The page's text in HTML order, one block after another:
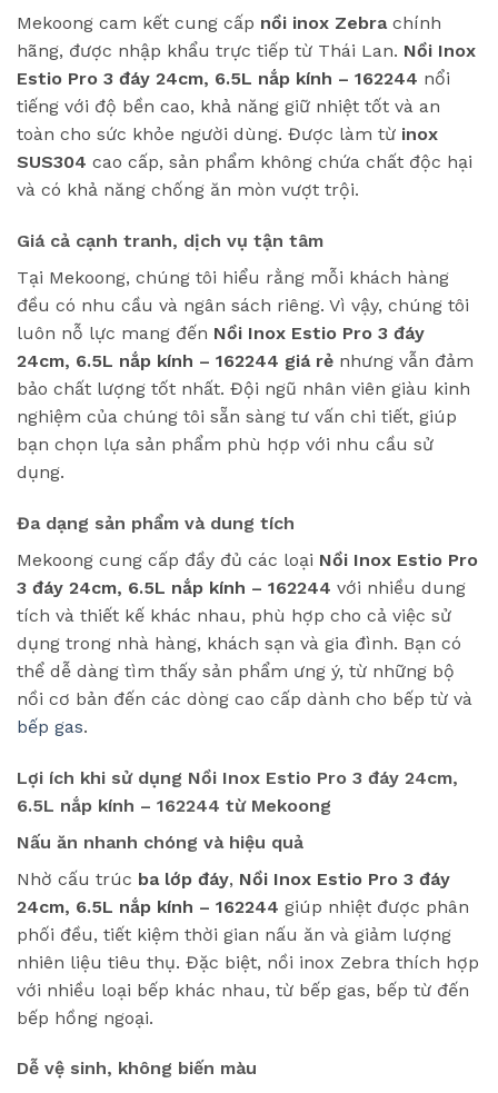
Mekoong cam kết cung cấp nồi inox Zebrachính
hãng, được nhập khẩu trực tiếp từ Thái Lan. Nồi Inox
Estio Pro 3 đáy 24cm, 6.5L nắp kính – 162244 nổi
tiếng với độ bền cao, khả năng giữ nhiệt tốt và an
toàn cho sức khỏe người dùng. Được làm từ inox
SUS304 cao cấp, sản phẩm không chứa chất độc hại
và có khả năng chống ăn mòn vượt trội.
Giá cả cạnh tranh, dịch vụ tận tâm
Tại Mekoong, chúng tôi hiểu rằng mỗi khách hàng
đều có nhu cầu và ngân sách riêng. Vì vậy, chúng tôi
luôn nỗ lực mang đến Nồi Inox Estio Pro 3 đáy
24cm, 6.5L nắp kính – 162244 giá rẻ nhưng vẫn đảm
bảo chất lượng tốt nhất. Đội ngũ nhân viên giàu kinh
nghiệm của chúng tôi sẵn sàng tư vấn chi tiết, giúp
bạn chọn lựa sản phẩm phù hợp với nhu cầu sử
dụng.
Đa dạng sản phẩm và dung tích
Mekoong cung cấp đầy đủ các loại Nồi Inox Estio Pro
3 đáy 24cm, 6.5L nắp kính – 162244 với nhiều dung
tích và thiết kế khác nhau, phù hợp cho cả việc sử
dụng trong nhà hàng, khách sạn và gia đình. Bạn có
thể dễ dàng tìm thấy sản phẩm ưng ý, từ những bộ
nồi cơ bản đến các dòng cao cấp dành cho bếp từ và
bếp gas.
Lợi ích khi sử dụng Nồi Inox Estio Pro 3 đáy 24cm,
6.5L nắp kính – 162244 từ Mekoong
Nấu ăn nhanh chóng và hiệu quả
Nhờ cấu trúc ba lớp đáy, Nồi Inox Estio Pro 3 đáy
24cm, 6.5L nắp kính – 162244 giúp nhiệt được phân
phối đều, tiết kiệm thời gian nấu ăn và giảm lượng
nhiên liệu tiêu thụ. Đặc biệt, nồi inox Zebra thích hợp
với nhiều loại bếp khác nhau, từ bếp gas, bếp từ đến
bếp hồng ngoại.
Dễ vệ sinh, không biến màu